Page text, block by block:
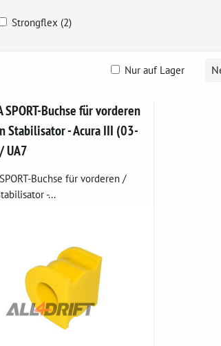
Strongflex (2)
Nur auf Lager
Buchse für vorderen
Stabilisator - Acura III (03-
UA7
Buchse für vorderen /
-...